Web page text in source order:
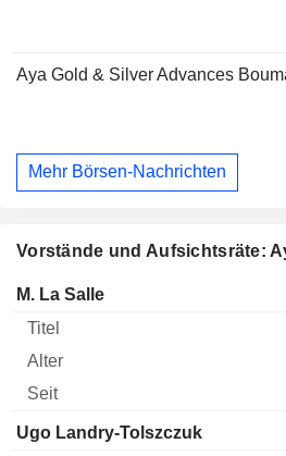
Aya Gold & Silver Advances
Mehr Börsen-Nachrichten
Vorstände und Aufsichtsräte:
Manager Titel
M. La Salle
Ugo Landry-Tolszczuk